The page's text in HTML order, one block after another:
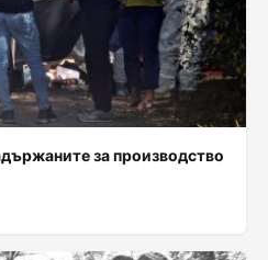
за производство